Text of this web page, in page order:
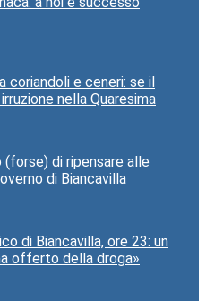
coriandoli e ceneri: se il
nella Quaresima
(forse) di ripensare alle
di Biancavilla
di Biancavilla, ore 23: un
offerto della droga»